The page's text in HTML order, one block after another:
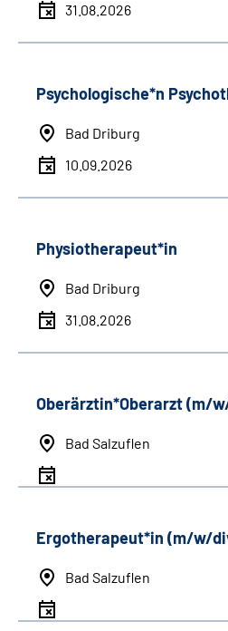
31.08.2026
Psychologische*n
Bad Driburg
10.09.2026
Physiotherapeut*in
Bad Driburg
31.08.2026
Oberärztin*Oberarzt (m/
Bad Salzuflen
Ergotherapeut*in (m/w/
Bad Salzuflen